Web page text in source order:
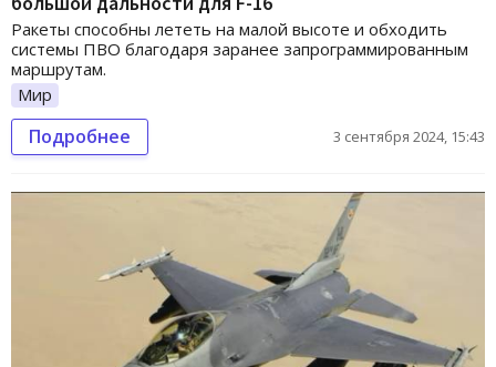
Ракеты способны лететь на малой высоте и обходить
системы ПВО благодаря заранее запрограммированным
маршрутам.
Мир
Подробнее 3 сентября 2024, 15:43